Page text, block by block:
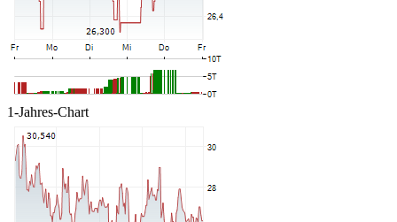
1-Jahres-Chart